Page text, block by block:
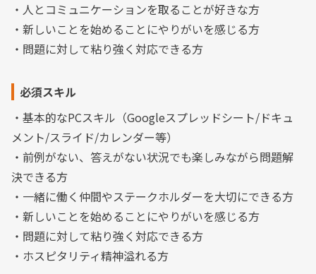
・人とコミュニケーションを取ることが好きな方
・新しいことを始めることにやりがいを感じる方
・問題に対して粘り強く対応できる方
必須スキル
・基本的なPCスキル（Googleスプレッドシート/ドキュ
メント/スライド/カレンダー等）
・前例がない、答えがない状況でも楽しみながら問題解
決できる方
・一緒に働く仲間やステークホルダーを大切にできる方
・新しいことを始めることにやりがいを感じる方
・問題に対して粘り強く対応できる方
・ホスピタリティ精神溢れる方